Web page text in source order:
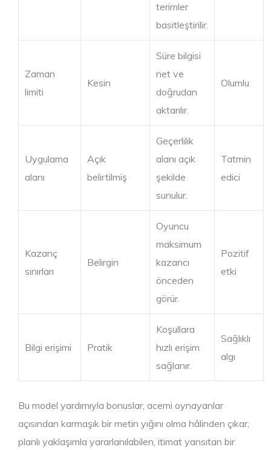
terimler
basitleştirilir.
Zaman
limiti
Kesin
Süre bilgisi
net ve
doğrudan
aktarılır.
Olumlu
Uygulama
alanı
Açık
belirtilmiş
Geçerlilik
alanı açık
şekilde
sunulur.
Tatmin
edici
Kazanç
sınırları
Belirgin
Oyuncu
maksimum
kazancı
önceden
görür.
Pozitif
etki
Bilgi erişimi Pratik
Koşullara
hızlı erişim
sağlanır.
Sağlıklı
algı
Bu model yardımıyla bonuslar, acemi oynayanlar
açısından karmaşık bir metin yığını olma hâlinden çıkar;
planlı yaklaşımla yararlanılabilen, itimat yansıtan bir